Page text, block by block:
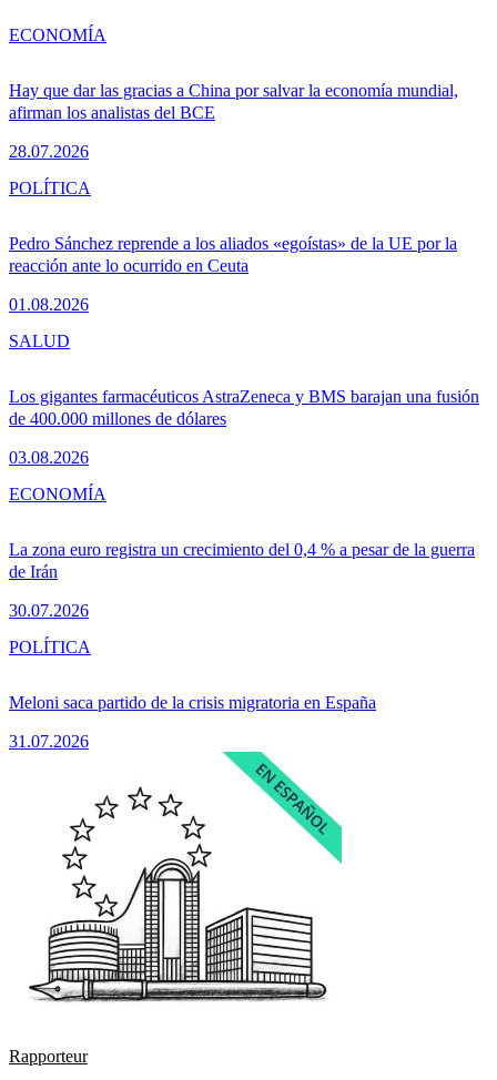
Hay que dar las gracias a China por salvar la economía mundial,
afirman los analistas del BCE
28.07.2026
ECONOMÍA
Pedro Sánchez reprende a los aliados «egoístas» de la UE por la
reacción ante lo ocurrido en Ceuta
01.08.2026
POLÍTICA
Los gigantes farmacéuticos AstraZeneca y BMS barajan una fusión
de 400.000 millones de dólares
03.08.2026
SALUD
La zona euro registra un crecimiento del 0,4 % a pesar de la guerra
de Irán
30.07.2026
ECONOMÍA
Meloni saca partido de la crisis migratoria en España
31.07.2026
POLÍTICA
Rapporteur